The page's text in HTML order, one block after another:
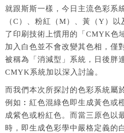
就跟斯斯一樣，今日主流色彩系
（C）、粉紅（M）、黃（Y）
了印刷技術上慣用的「CMYK色
加入白色並不會改變其色相，僅
被稱為「消減型」系統，日後胖
CMYK系統加以深入討論。
而我們本次所探討的色彩系統屬
例如︰紅色混綠色即生成黃色或
成紫色或粉紅色。而當三原色以
時，即生成色彩學中嚴格定義的